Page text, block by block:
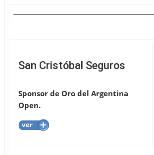
San Cristóbal Seguros
Sponsor de Oro del Argentina
Open.